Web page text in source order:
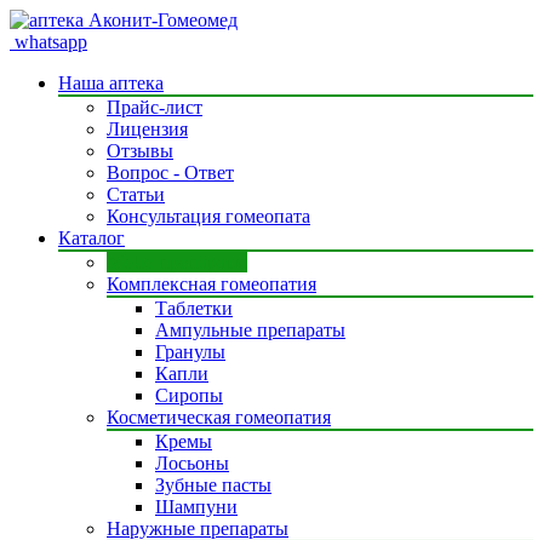
whatsapp
Наша аптека
Прайс-лист
Лицензия
Отзывы
Вопрос - Ответ
Статьи
Консультация гомеопата
Каталог
Комплексная гомеопатия
Таблетки
Ампульные препараты
Гранулы
Капли
Сиропы
Косметическая гомеопатия
Кремы
Лосьоны
Зубные пасты
Шампуни
Наружные препараты